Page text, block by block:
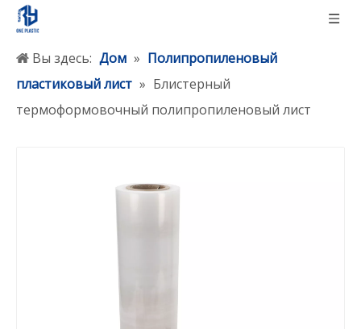
Вы здесь: Дом » Полипропиленовый
пластиковый лист » Блистерный
термоформовочный полипропиленовый лист